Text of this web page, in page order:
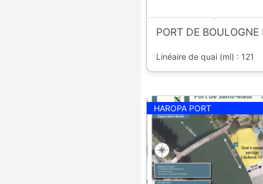
PORT DE BOULOGNE
Linéaire de quai (ml) : 121
HAROPA PORT